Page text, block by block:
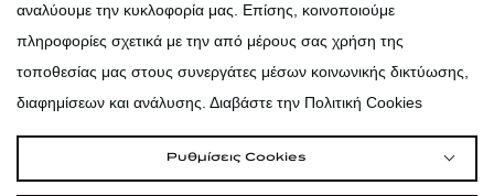
αναλύουμε την κυκλοφορία μας. Επίσης, κοινοποιούμε
πληροφορίες σχετικά με την από μέρους σας χρήση της
τοποθεσίας μας στους συνεργάτες μέσων κοινωνικής δικτύωσης,
διαφημίσεων και ανάλυσης. Διαβάστε την Πολιτική Cookies
Ρυθμίσεις Cookies